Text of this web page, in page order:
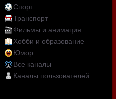
Спорт
Транспорт
Фильмы и анимация
Хобби и образование
Юмор
Все каналы
Каналы пользователей